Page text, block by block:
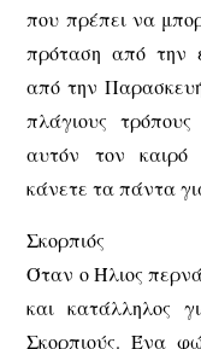
που πρέπει να
πρόταση από την
από την
πλάγιους
αυτόν τον καιρό
κάνετε τα πάντα
Σκορπιός
Όταν ο Ήλιος
και κατάλληλος
Σκορπιούς. Ένα